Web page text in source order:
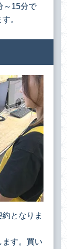
～15分で
。
となりま
ます。買い